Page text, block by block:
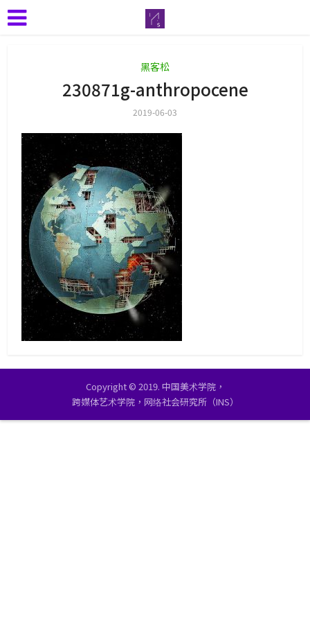
黑客松
230871g-anthropocene
2019-06-03
Copyright © 2019. 中国美术学院，
跨媒体艺术学院，网络社会研究所（INS）